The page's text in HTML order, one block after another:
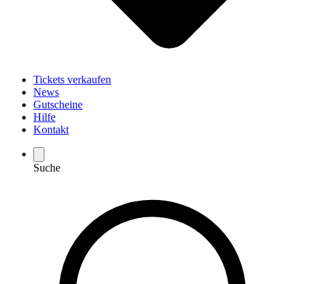
Tickets verkaufen
News
Gutscheine
Hilfe
Kontakt
Suche